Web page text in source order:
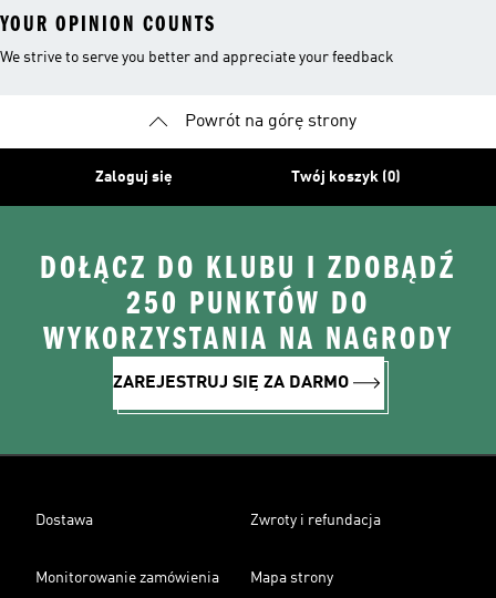
YOUR OPINION COUNTS
We strive to serve you better and appreciate your feedback
Powrót na górę strony
Zaloguj się Twój koszyk (0)
DOŁĄCZ DO KLUBU I ZDOBĄDŹ
250 PUNKTÓW DO
WYKORZYSTANIA NA NAGRODY
ZAREJESTRUJ SIĘ ZA DARMO
Dostawa Zwroty i refundacja
Monitorowanie zamówienia Mapa strony